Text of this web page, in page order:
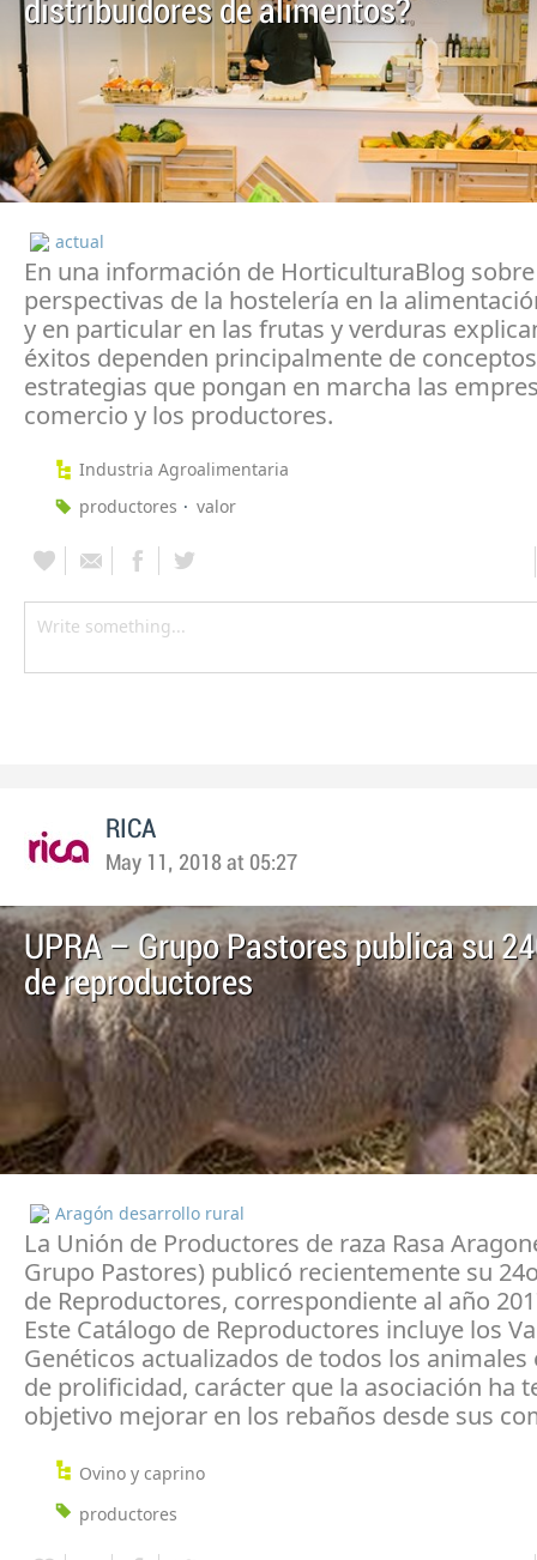
distribuidores de alimentos?
actual
En una información de HorticulturaBlog sobre
perspectivas de la hostelería en la
y en particular en las frutas y verduras
éxitos dependen principalmente de
estrategias que pongan en marcha las
comercio y los productores.
Industria Agroalimentaria
productores
valor
RICA
May 11, 2018 at 05:27
UPRA – Grupo Pastores publica su
de reproductores
Aragón desarrollo rural
La Unión de Productores de raza Rasa
Grupo Pastores) publicó recientemente su
de Reproductores, correspondiente al año
Este Catálogo de Reproductores incluye los
Genéticos actualizados de todos los
de prolificidad, carácter que la asociación ha
objetivo mejorar en los rebaños desde sus
Ovino y caprino
productores